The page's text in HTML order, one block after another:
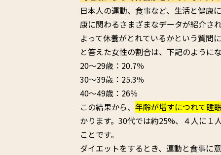
日本人の運動、食事など、生活と健康
康に関わるさまざまなデータが紹介さ
よって休養がとれているかという質問
と答えた女性の割合は、下記のように
20～29歳：20.7％
30～39歳：25.3％
40～49歳：26％
この結果から、 年齢が増すにつれて睡
かります。30代では約25%、４人に１
ことです。
ダイエットをするとき、運動と食事に